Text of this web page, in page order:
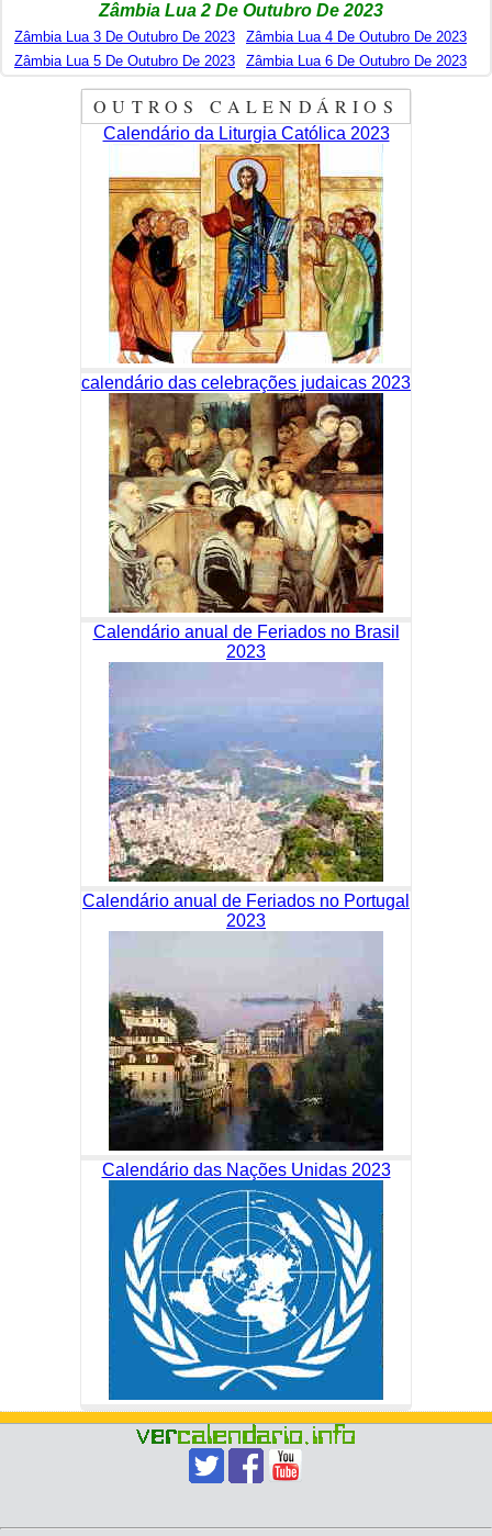
Zâmbia Lua 2 De Outubro De 2023
Zâmbia Lua 3 De Outubro De 2023
Zâmbia Lua 4 De Outubro De 2023
Zâmbia Lua 5 De Outubro De 2023
Zâmbia Lua 6 De Outubro De 2023
OUTROS CALENDÁRIOS
Calendário da Liturgia Católica 2023
calendário das celebrações judaicas 2023
Calendário anual de Feriados no Brasil
2023
Calendário anual de Feriados no Portugal
2023
Calendário das Nações Unidas 2023